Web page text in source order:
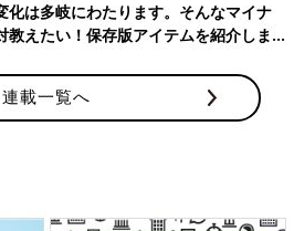
化は多岐にわたります。そんなマイナ
教えたい！保存版アイテムを紹介しま
連載一覧へ